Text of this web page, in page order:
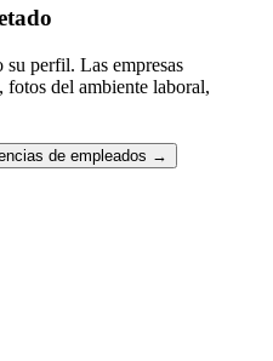
su perfil. Las empresas
fotos del ambiente laboral,
de empleados →